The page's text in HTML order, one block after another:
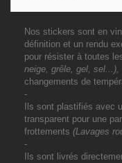
Nos stickers sont en
définition et un rendu
pour résister à toutes
neige, grêle, gel, sel...),
changements de
-
Ils sont plastifiés avec
transparent pour une
frottements (Lavages
-
Ils sont livrés